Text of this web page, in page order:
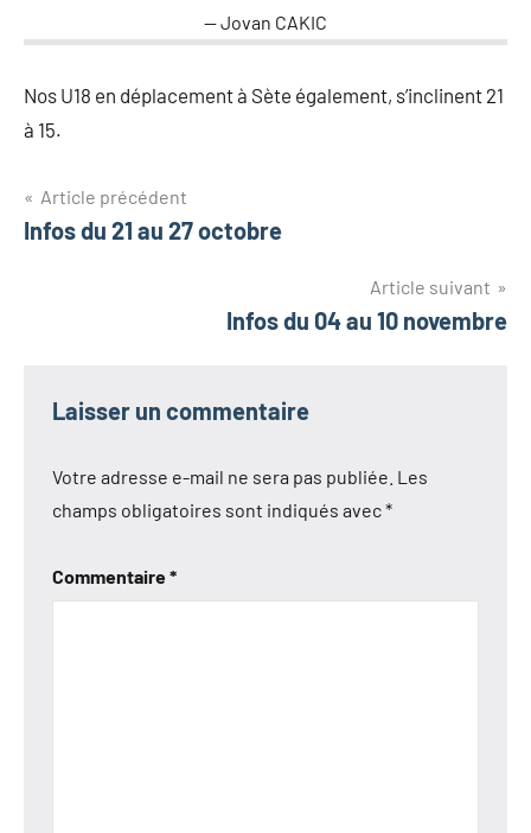
Jovan CAKIC
Nos U18 en déplacement à Sète également, s’inclinent 21
à 15.
Navigation
de
Article précédent
Infos du 21 au 27 octobre
Article suivant
Infos du 04 au 10 novembre
Laisser un commentaire
Votre adresse e-mail ne sera pas publiée. Les
champs obligatoires sont indiqués avec*
Commentaire*